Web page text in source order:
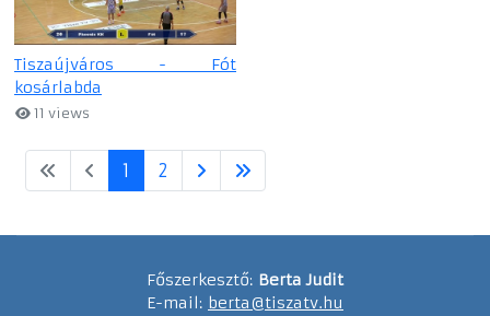
Tiszaújváros - Fót
kosárlabda
11 views
1 2
Főszerkesztő: Berta Judit
E-mail: berta@tiszatv.hu